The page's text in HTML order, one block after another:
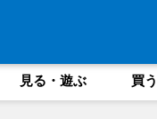
見る・遊ぶ 買う